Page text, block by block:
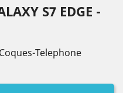
S7 EDGE -
Coques-Telephone